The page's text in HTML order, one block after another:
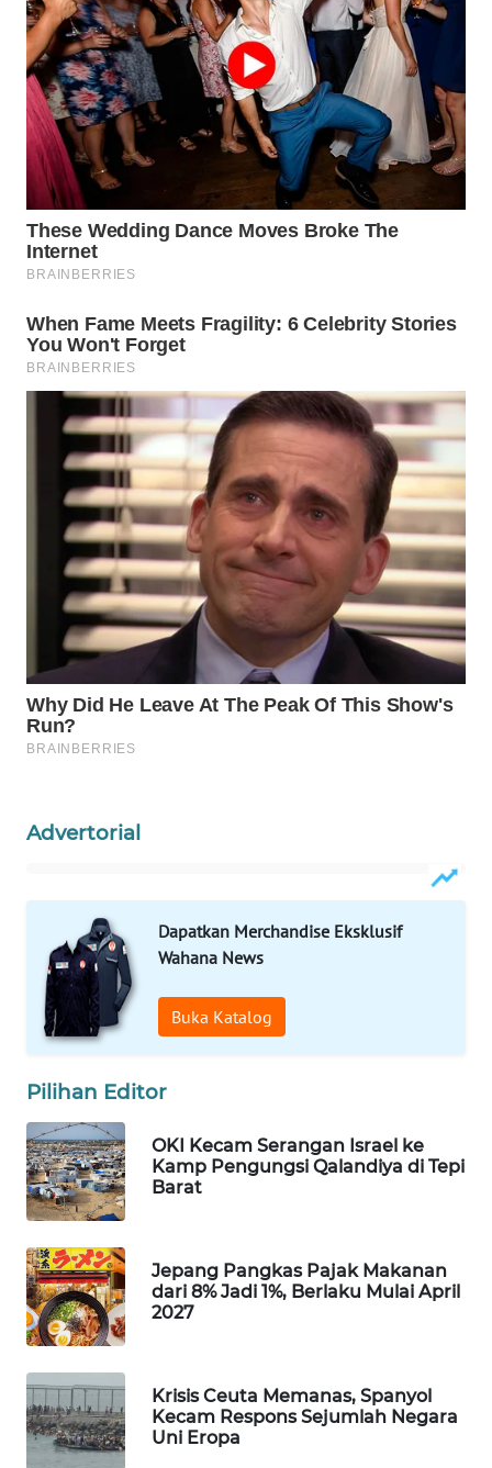
Advertorial
Dapatkan Merchandise Eksklusif
Wahana News
Buka Katalog
Pilihan Editor
OKI Kecam Serangan Israel ke
Kamp Pengungsi Qalandiya di Tepi
Barat
Jepang Pangkas Pajak Makanan
dari 8% Jadi 1%, Berlaku Mulai April
2027
Krisis Ceuta Memanas, Spanyol
Kecam Respons Sejumlah Negara
Uni Eropa
WN
LIKUPANG
WN
LABUANBAJO
WN
BORNEO
Group
WAHANA
NEWS
WAHANA
TANI
WAHANA
ADVOKAT
WAHANA
INFRASTRUKTUR
WAHANA
KONSUMEN
WAHANA
TV
WAHANANEWS
ID
CO ID
WAHANANEWS
NET
WAHANA
SPORT
WAHANA
UMKM
WAHANA
SELEB